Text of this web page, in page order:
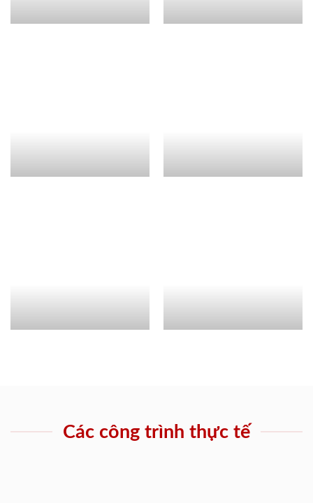
Các công trình thực tế